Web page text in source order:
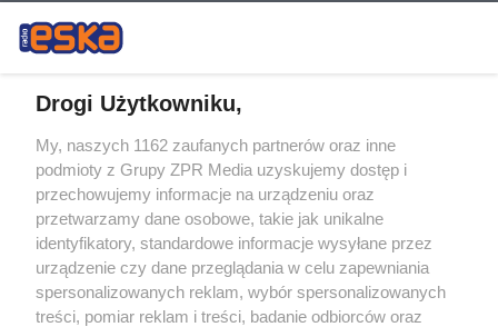
Żaden utwór zamieszczony w serwisie nie może być powielany i
rozpowszechniany lub dalej rozpowszechniany w jakikolwiek sposób (w
tym także elektroniczny lub mechaniczny) na jakimkolwiek polu
eksploatacji w jakiejkolwiek formie, włącznie z umieszczaniem w
Internecie bez pisemnej zgody właściciela praw. Jakiekolwiek użycie lub
wykorzystanie utworów w całości lub w części z naruszeniem prawa,
tzn. bez właściwej zgody, jest zabronione pod groźbą kary i może być
ścigane prawnie.
Drogi Użytkowniku,
My, naszych 1162 zaufanych partnerów oraz inne
podmioty z Grupy ZPR Media uzyskujemy dostęp i
przechowujemy informacje na urządzeniu oraz
przetwarzamy dane osobowe, takie jak unikalne
identyfikatory, standardowe informacje wysyłane przez
urządzenie czy dane przeglądania w celu zapewniania
spersonalizowanych reklam, wybór spersonalizowanych
treści, pomiar reklam i treści, badanie odbiorców oraz